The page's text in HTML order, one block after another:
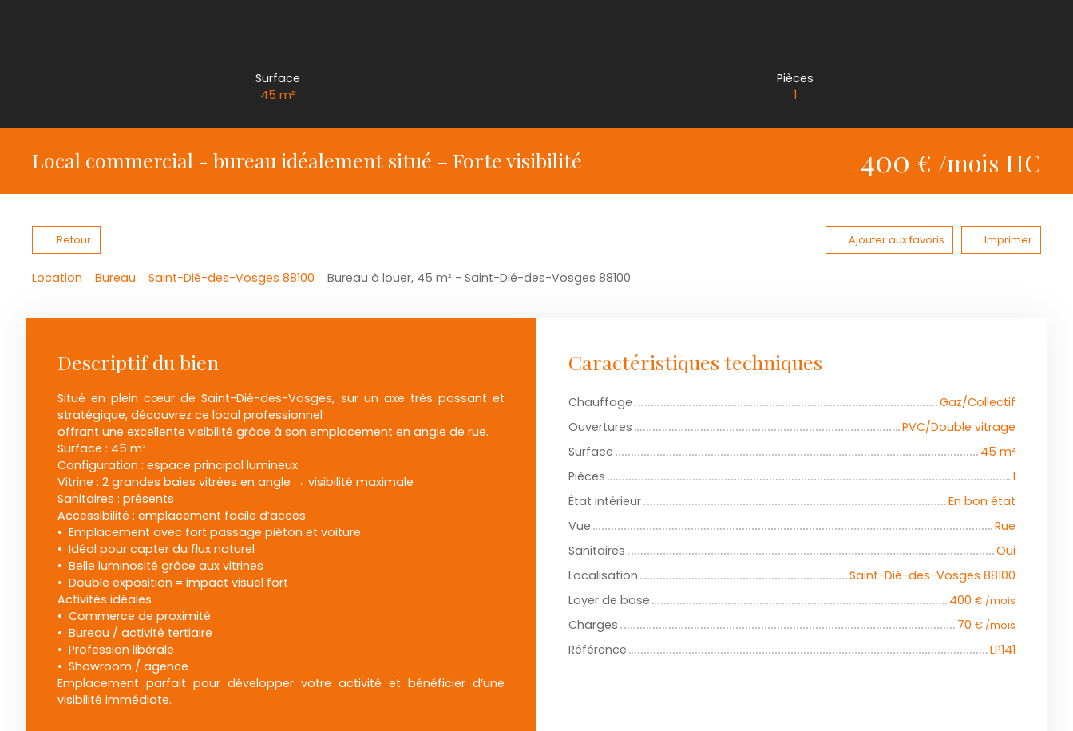
Surface
45m²
Pièces
1
Local commercial - bureau idéalement situé – Forte visibilité 400 € /mois HC
Retour Ajouter aux favoris Imprimer
Location Bureau Saint-Dié-des-Vosges 88100 Bureau à louer, 45 m² - Saint-Dié-des-Vosges 88100
Descriptif du bien
Situé en plein cœur de Saint-Dié-des-Vosges, sur un axe très passant et
stratégique, découvrez ce local professionnel
offrant une excellente visibilité grâce à son emplacement en angle de rue.
Surface : 45 m²
Configuration : espace principal lumineux
Vitrine : 2 grandes baies vitrées en angle → visibilité maximale
Sanitaires : présents
Accessibilité : emplacement facile d’accès
Emplacement avec fort passage piéton et voiture
Idéal pour capter du flux naturel
Belle luminosité grâce aux vitrines
Double exposition = impact visuel fort
Activités idéales :
Commerce de proximité
Bureau / activité tertiaire
Profession libérale
Showroom / agence
Emplacement parfait pour développer votre activité et bénéficier d’une
visibilité immédiate.
Caractéristiques techniques
Chauffage
Gaz/Collectif
Ouvertures
PVC/Double vitrage
Surface
45 m²
Pièces
1
État intérieur
En bon état
Vue
Rue
Sanitaires
Oui
Localisation
Saint-Dié-des-Vosges 88100
Loyer de base
400 € /mois
Charges 70 € /mois
Référence LP141